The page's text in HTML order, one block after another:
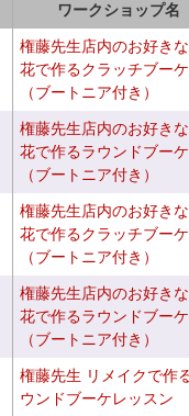
ワークショップ名
権藤先生店内のお好き
花で作るクラッチブーケ
（ブートニア付き）
権藤先生店内のお好き
花で作るラウンドブーケ
（ブートニア付き）
権藤先生店内のお好き
花で作るクラッチブーケ
（ブートニア付き）
権藤先生店内のお好き
花で作るラウンドブーケ
（ブートニア付き）
権藤先生 リメイクで作
ウンドブーケレッスン